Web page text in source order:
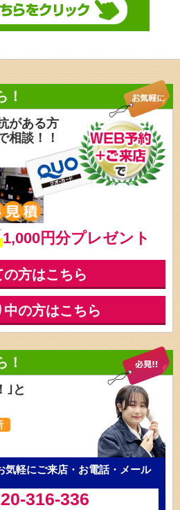
！
がある方
相談！！
1,000円分プレゼント
の方はこちら
の方はこちら
！
｣と
気軽にご来店・お電話・メール
316-336